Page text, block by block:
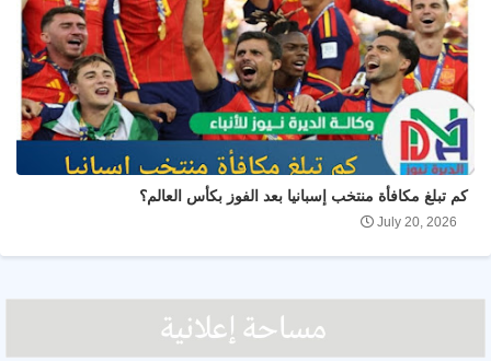
كم تبلغ مكافأة منتخب إسبانيا بعد الفوز بكأس العالم؟
July 20, 2026